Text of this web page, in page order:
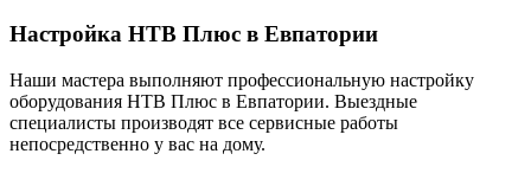
Настройка НТВ Плюс в Евпатории
Наши мастера выполняют профессиональную настройку
оборудования НТВ Плюс в Евпатории. Выездные
специалисты производят все сервисные работы
непосредственно у вас на дому.